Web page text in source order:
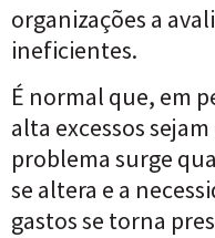
organizações a
ineficientes.
É normal que, em
alta excessos
problema surge
se altera e a
gastos se torna